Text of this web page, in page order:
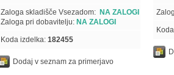
Zaloga skladišče Vsezadom: NA ZALOGI
Zaloga pri dobavitelju: NA ZALOGI
Koda izdelka: 182455
Dodaj v seznam za primerjavo